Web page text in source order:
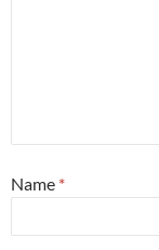
Name *